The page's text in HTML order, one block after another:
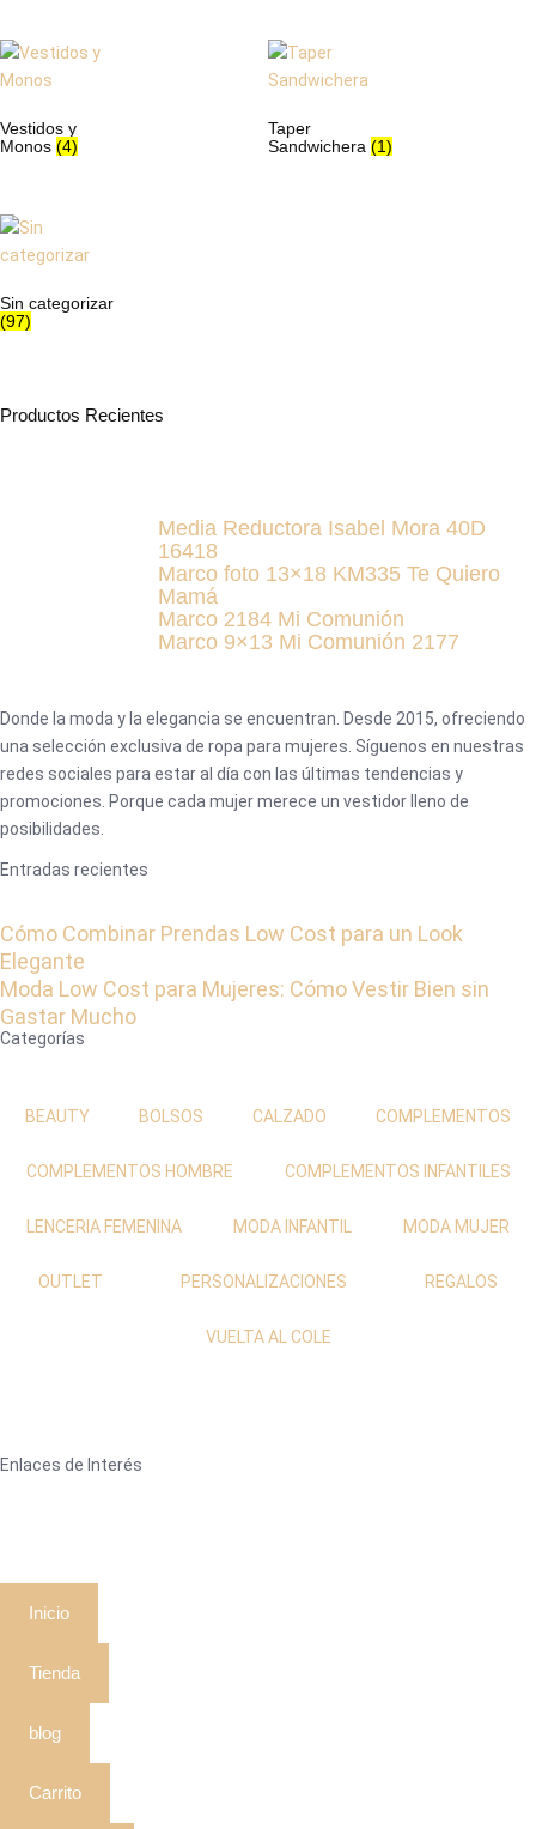
Vestidos y
Monos (4)
Taper
Sandwichera (1)
Sin categorizar
(97)
Productos Recientes
Media Reductora Isabel Mora 40D
16418
Marco foto 13×18 KM335 Te Quiero
Mamá
Marco 2184 Mi Comunión
Marco 9×13 Mi Comunión 2177
Donde la moda y la elegancia se encuentran. Desde 2015, ofreciendo
una selección exclusiva de ropa para mujeres. Síguenos en nuestras
redes sociales para estar al día con las últimas tendencias y
promociones. Porque cada mujer merece un vestidor lleno de
posibilidades.
Entradas recientes
Cómo Combinar Prendas Low Cost para un Look
Elegante
Moda Low Cost para Mujeres: Cómo Vestir Bien sin
Gastar Mucho
Categorías
BEAUTY BOLSOS CALZADO COMPLEMENTOS
COMPLEMENTOS HOMBRE COMPLEMENTOS INFANTILES
LENCERIA FEMENINA MODA INFANTIL MODA MUJER
OUTLET PERSONALIZACIONES REGALOS
VUELTA AL COLE
Enlaces de Interés
Inicio
Tienda
blog
Carrito